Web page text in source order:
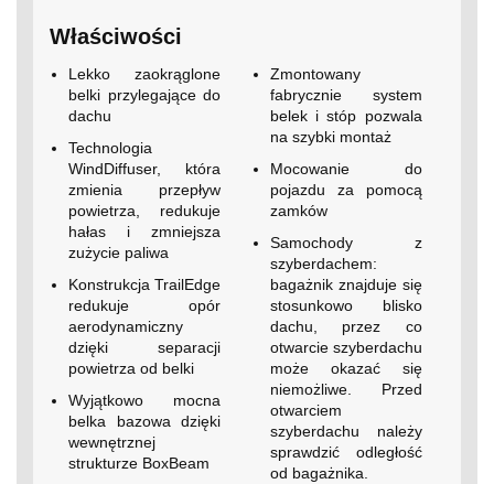
Właściwości
Lekko zaokrąglone
belki przylegające do
dachu
Technologia
WindDiffuser, która
zmienia przepływ
powietrza, redukuje
hałas i zmniejsza
zużycie paliwa
Konstrukcja TrailEdge
redukuje opór
aerodynamiczny
dzięki separacji
powietrza od belki
Wyjątkowo mocna
belka bazowa dzięki
wewnętrznej
strukturze BoxBeam
Zmontowany
fabrycznie system
belek i stóp pozwala
na szybki montaż
Mocowanie do
pojazdu za pomocą
zamków
Samochody z
szyberdachem:
bagażnik znajduje się
stosunkowo blisko
dachu, przez co
otwarcie szyberdachu
może okazać się
niemożliwe. Przed
otwarciem
szyberdachu należy
sprawdzić odległość
od bagażnika.